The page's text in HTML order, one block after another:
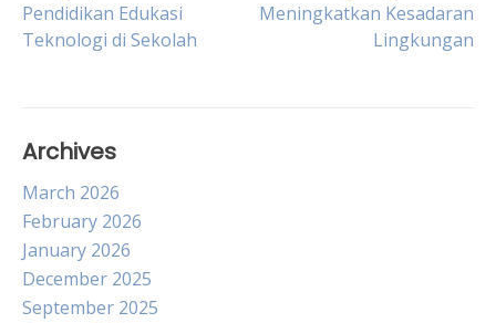
navigation
Pendidikan Edukasi
Teknologi di Sekolah
Meningkatkan Kesadaran
Lingkungan
Archives
March 2026
February 2026
January 2026
December 2025
September 2025